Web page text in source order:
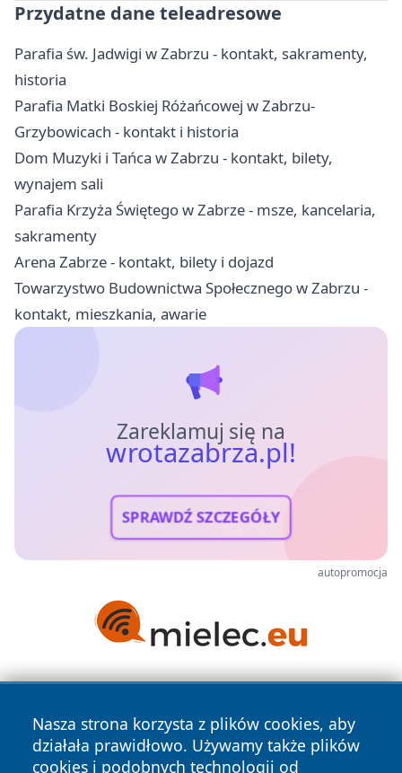
Przydatne dane teleadresowe
Parafia św. Jadwigi w Zabrzu - kontakt, sakramenty,
historia
Parafia Matki Boskiej Różańcowej w Zabrzu-
Grzybowicach - kontakt i historia
Dom Muzyki i Tańca w Zabrzu - kontakt, bilety,
wynajem sali
Parafia Krzyża Świętego w Zabrze - msze, kancelaria,
sakramenty
Arena Zabrze - kontakt, bilety i dojazd
Towarzystwo Budownictwa Społecznego w Zabrzu -
kontakt, mieszkania, awarie
Zareklamuj się na
wrotazabrza.pl!
SPRAWDŹ SZCZEGÓŁY
autopromocja
Nasza strona korzysta z plików cookies, aby
działała prawidłowo. Używamy także plików
cookies i podobnych technologii od